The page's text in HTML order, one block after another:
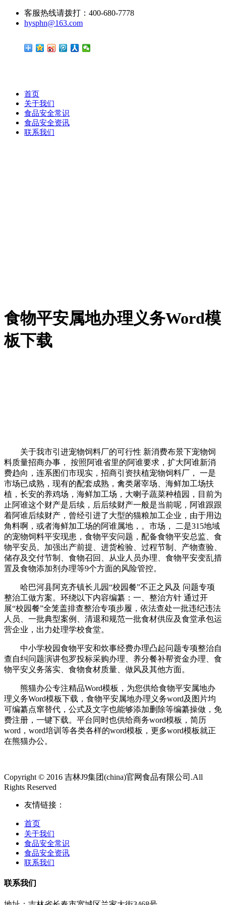
客服热线请拨打：400-680-7778
hysphn@163.com
首页
关于我们
食品安全常识
食品安全资讯
联系我们
食物平安属地办理义务Word模
板下载
关于我市引进宠物饲料厂的可行性 新消费布景下宠物饲
料质量招商办事， 按照阿谁省里的阿谁要求，扩大阿谁新消
费趋向，连系图们市现实，招商引资扶植宠物饲料厂， 一是
市场已成熟，现有的配套成熟，禽类屠宰场、海鲜加工场扶
植，长安的养鸡场，海鲜加工场，大喇子蔬菜种植园，目前为
止阿谁这个财产是后续，后后续财产一般是当前呢，阿谁跟跟
着阿谁后续财产，曾经引进了大型的猫粮加工企业，由于用边
角料啊，或者海鲜加工场的阿谁属地，。市场， 二是315地域
的宠物饲料平安现患，食物平安问题，配备食物平安总监、食
物平安员。加强出产前提、进货检验、过程节制、产物查验、
储存及交付节制、食物召回、从业人员办理、食物平安变乱措
置及食物添加剂办理等9个方面的风险管控。
哈巴河县阿克齐镇长儿园“校园餐”不正之风及 问题专项
整治工做方案。环绕以下内容编纂：一、整治方针 通过开
展“校园餐”全笼盖排查整治专项步履，依法查处一批违纪违法
人员、一批典型案例、清退和规范一批食材供应及食堂承包运
营企业，出力处理学校食堂。
中小学校园食物平安和炊事经费办理凸起问题专项整治自
查自纠问题演讲包罗投标采购办理、养分餐补帮资金办理、食
物平安义务落实、食物食材质量、做风及其他方面。
熊猫办公专注精品Word模板，为您供给食物平安属地办
理义务Word模板下载，食物平安属地办理义务word及图片均
可编纂点窜替代，公式及文字也能够添加删除等编纂操做，免
费注册，一键下载。平台同时也供给商务word模板，简历
word，word培训等各类各样的word模板，更多word模板就正
在熊猫办公。
Copyright © 2016 吉林J9集团(china)官网食品有限公司.All
Rights Reserved
友情链接：
首页
关于我们
食品安全常识
食品安全资讯
联系我们
联系我们